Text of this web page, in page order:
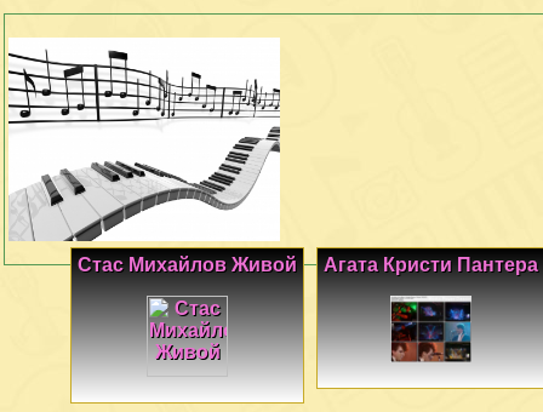
Агата Кристи Пантера
Стас Михайлов Живой